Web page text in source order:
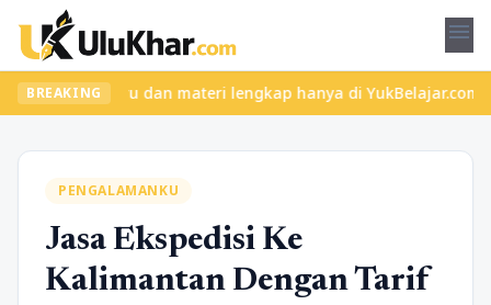
menu
BREAKING
seru dan materi lengkap hanya di YukBelajar.com.
PENGALAMANKU
Jasa Ekspedisi Ke
Kalimantan Dengan Tarif